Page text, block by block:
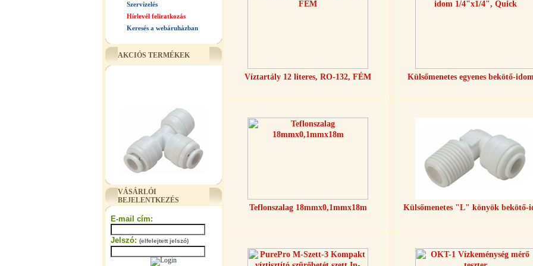
Szervízelés
Hírlevél feliratkozás
Keresés a webáruházban
AKCIÓS TERMÉKEK
"T" elosztó-idom 3/8"x1/4"x3/8",
Quick
320,-Ft
VÁSÁRLÓI
BEJELENTKEZÉS
E-mail cím:
Jelszó: (elfelejtett jelszó)
Víztartály 12 literes, RO-132, FÉM Külsőmenetes egyenes bekötő-
Teflonszalag 18mmx0,1mmx18m Külsőmenetes "L" könyök bekötő-